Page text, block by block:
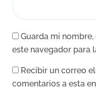
Guarda mi
este navegador para
Recibir un correo
comentarios a esta